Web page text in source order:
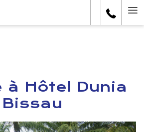
à Hôtel Dunia
Bissau